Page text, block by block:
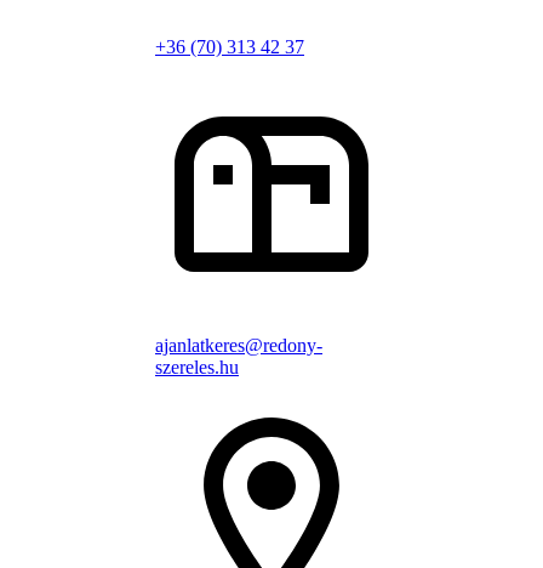
+36 (70) 313 42 37
ajanlatkeres@redony-
szereles.hu